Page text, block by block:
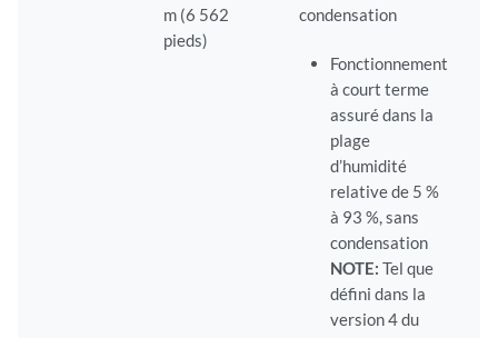
m (6 562
pieds)
condensation
Fonctionnement
à court terme
assuré dans la
plage
d’humidité
relative de 5 %
à 93 %, sans
condensation
NOTE: Tel que
défini dans la
version 4 du